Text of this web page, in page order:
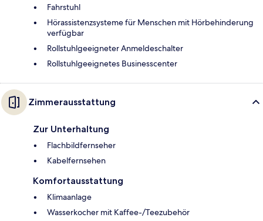
Fahrstuhl
Hörassistenzsysteme für Menschen mit Hörbehinderung
verfügbar
Rollstuhlgeeigneter Anmeldeschalter
Rollstuhlgeeignetes Businesscenter
Zimmerausstattung
Zur Unterhaltung
Flachbildfernseher
Kabelfernsehen
Komfortausstattung
Klimaanlage
Wasserkocher mit Kaffee-/Teezubehör